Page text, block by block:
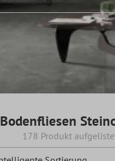
Bodenfliesen
178 Produkt